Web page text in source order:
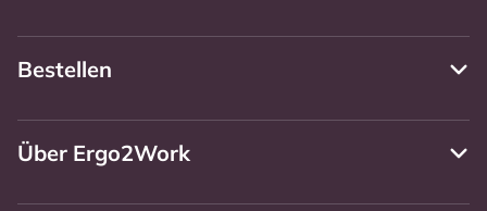
Bestellen
Über Ergo2Work